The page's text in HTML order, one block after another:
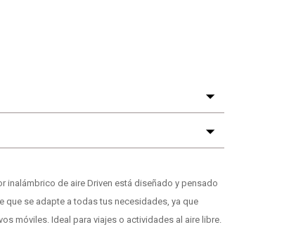
inalámbrico de aire Driven está diseñado y pensado
que se adapte a todas tus necesidades, ya que
móviles. Ideal para viajes o actividades al aire libre.